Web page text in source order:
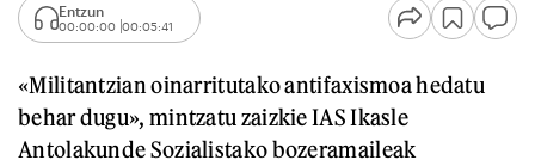
Entzun
00:00:00 00:05:41
«Militantzian oinarritutako antifaxismoa hedatu
behar dugu», mintzatu zaizkie IAS Ikasle
Antolakunde Sozialistako bozeramaileak